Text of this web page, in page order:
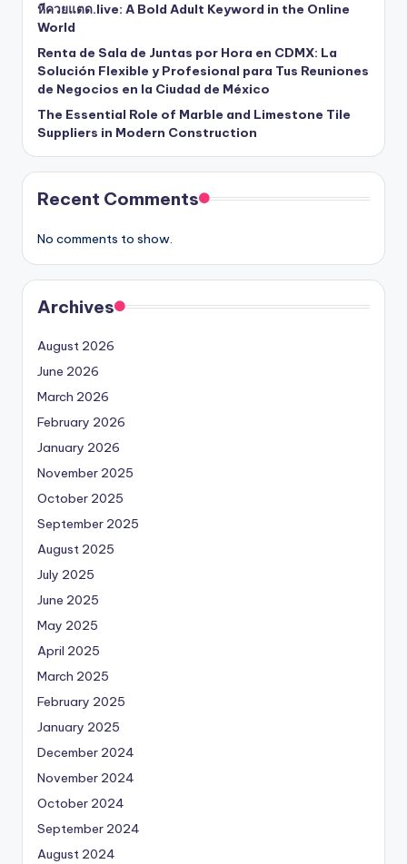
หีควยแตด.live: A Bold Adult Keyword in the Online
World
Renta de Sala de Juntas por Hora en CDMX: La
Solución Flexible y Profesional para Tus Reuniones
de Negocios en la Ciudad de México
The Essential Role of Marble and Limestone Tile
Suppliers in Modern Construction
Recent Comments
No comments to show.
Archives
August 2026
June 2026
March 2026
February 2026
January 2026
November 2025
October 2025
September 2025
August 2025
July 2025
June 2025
May 2025
April 2025
March 2025
February 2025
January 2025
December 2024
November 2024
October 2024
September 2024
August 2024